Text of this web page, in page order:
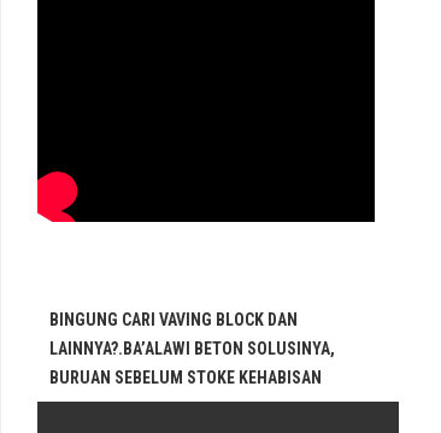
BINGUNG CARI VAVING BLOCK DAN
LAINNYA?.BA’ALAWI BETON SOLUSINYA,
BURUAN SEBELUM STOKE KEHABISAN